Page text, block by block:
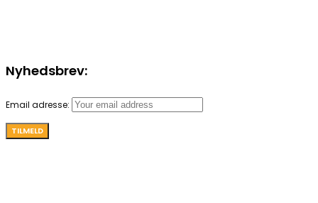
Nyhedsbrev:
Email adresse: